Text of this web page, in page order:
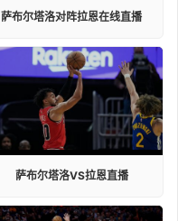
萨布尔塔洛对阵拉恩在线直播
萨布尔塔洛VS拉恩直播